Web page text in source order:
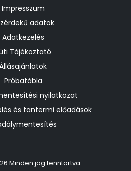
Impresszum
adatok
Adatkezelés
Tájékoztató
Próbatábla
nyilatkozat
és tantermi előadások
Minden jog fenntartva.